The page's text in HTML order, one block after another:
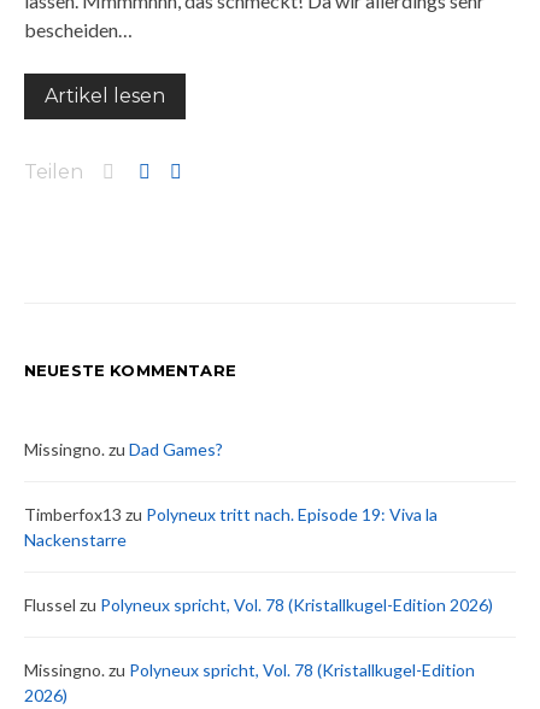
bescheiden…
Artikel lesen
Teilen
NEUESTE KOMMENTARE
Missingno.zu Dad Games?
Timberfox13 zu Polyneux tritt nach. Episode 19: Viva la
Nackenstarre
Flussel zu Polyneux spricht, Vol. 78 (Kristallkugel-Edition 2026)
Missingno.zu Polyneux spricht, Vol. 78 (Kristallkugel-Edition
2026)